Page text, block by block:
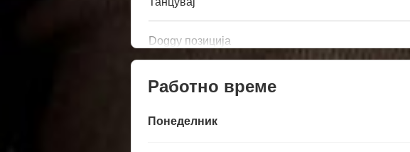
Doggy позиција
Работно време
Понеделник